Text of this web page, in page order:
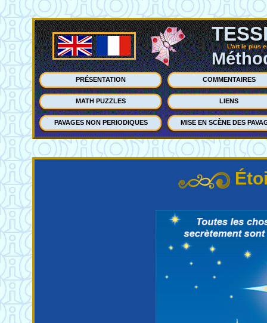
L'art le plus
PRÉSENTATION COMMENTAIRES
MATH PUZZLES LIENS
PAVAGES NON PERIODIQUES MISE EN SCÈNE DES